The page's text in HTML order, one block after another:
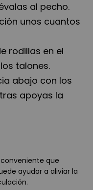
al pecho.
unos cuantos
rodillas en el
talones.
abajo con los
apoyas la
que
ayudar a aliviar la